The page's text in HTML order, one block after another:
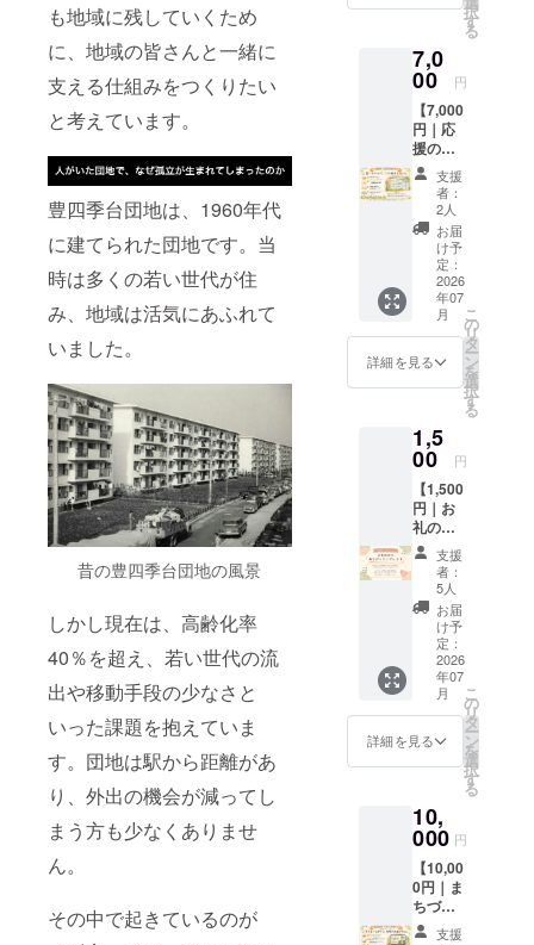
も地域に残していくため
に、地域の皆さんと一緒に
支える仕組みをつくりたい
と考えています。
豊四季台団地は、1960年代
に建てられた団地です。当
時は多くの若い世代が住
み、地域は活気にあふれて
いました。
昔の豊四季台団地の風景
しかし現在は、高齢化率
40％を超え、若い世代の流
出や移動手段の少なさと
いった課題を抱えていま
す。団地は駅から距離があ
り、外出の機会が減ってし
まう方も少なくありませ
ん。
その中で起きているのが
たしま
す。 ※
このリ
ターン
は1,500
円、
3,000円
のリ
ターン
と同一
の内容
です。
クラウ
ンディ
ング限
定デザ
インの
活動館
オリジ
ナルロ
ゴ入り
トート
バッグ
をお届
けしま
す。 こ
のプロ
ジェク
トを応
援して
だけに
お届け
する特
別なデ
ザイン
です。
日常の
中でお
使いい
ただき
なが
ら、豊
四季台
地域活
動館と
のつな
がりを
幸いで
す。 皆
らのご
支援
が、こ
の場所
択
す
る
7,0
00 円
【7,000
円｜応
援の気
持ちを
形に】
感謝の
気持ち
を込め
たお礼
のメッ
セージ
をお送
りしま
す。 さ
らに、
ご希望
は活動
館のガ
ラス面
にお名
前を掲
載させ
ていた
だきま
す。 ※
掲載を
ご希望
の方
は、備
考欄に
掲載予
定のお
名前を
掲載を
希望さ
れない
場合
は、お
手数で
すが
支援
者：
2人
お届
け予
定：
2026
年07
月
詳細を見る
こ
の
リ
タ
ー
ン
を
選
択
す
る
1,5
00 円
【1,500
円｜お
礼の
メッ
セー
ジ】 本
プロ
ジェク
トを応
援して
くだ
さった
皆さま
へ、心
を込め
てお礼
セージ
をお送
りしま
す。 い
ただい
たご支
援は、
支援
者：
5人
お届
け予
定：
2026
年07
月
詳細を見る
こ
の
リ
タ
ー
ン
を
選
択
す
る
10,
000 円
【10,00
0円｜ま
ちづく
り応援
支援